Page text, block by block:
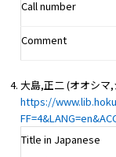
Call number
Comment
大島,正二 (オオシマ
https://
Title in Japanese